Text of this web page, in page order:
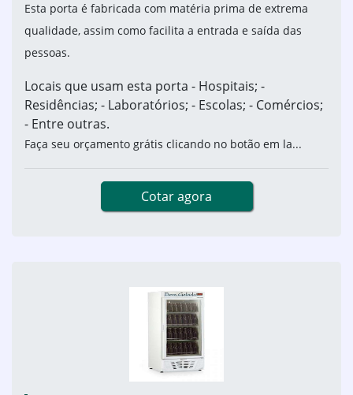
Esta porta é fabricada com matéria prima de extrema
qualidade, assim como facilita a entrada e saída das
pessoas.
Locais que usam esta porta - Hospitais; -
Residências; - Laboratórios; - Escolas; - Comércios;
- Entre outras.
Faça seu orçamento grátis clicando no botão em la...
Cotar agora